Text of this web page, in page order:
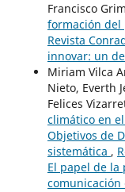
Francisco
formación del
Revista
innovar: un
Miriam Vilca
Nieto, Everth
Felices
climático en
Objetivos de
sistemática ,
El papel de
comunicación